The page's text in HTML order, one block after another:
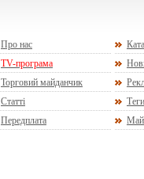
Про нас
TV-програма
Торговий майданчик
Статті
Теги
Передплата